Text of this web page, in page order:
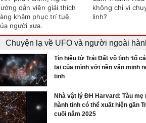
dẫn viên giải thích
khâm phục trí tuệ
người xưa.
không chỉ vì
linh?
Chuyện lạ về UFO và người ngoài
Tín hiệu từ Trái Đất vô tình ‘tố
tại của mình với nền văn minh
tinh
Nhà vật lý ĐH Harvard: Tàu mẹ
hành tinh có thể xuất hiện gần
cuối năm 2025